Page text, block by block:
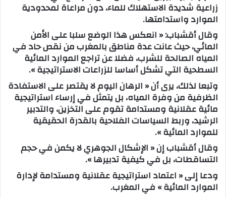
زراعية شديدة الاستهلاك للماء، دون مراعاة لمحدودية
الموارد واستدامتها.
وقال أقشباب: « انعكس هذا الوضع سلبا على الأمن
المائي، حيث عانت عدة مناطق بالمغرب من نقص حاد في
المياه الصالحة للشرب، فضلا عن تراجع الموارد المائية
السطحية التي تشكل أساسا للزراعات الاستراتيجية ».
وتبعا لذلك، يرى أن « الرهان اليوم لا يقتصر على الاستفادة
الظرفية من وفرة المياه، بل يتمثل في إرساء استراتيجية
مائية عقلانية ومستدامة تقوم على التخزين، والتدبير
الرشيد، وربط السياسات الفلاحية بالقدرة الحقيقية
للموارد المائية ».
وقال أقشباب إن « الإشكال الجوهري لا يكمن في حجم
التساقطات، بل في كيفية تدبيرها ».
ودعا إلى « اعتماد استراتيجية عقلانية ومستدامة لإدارة
الموارد المائية » في المغرب.